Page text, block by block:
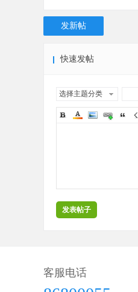
发新帖
快速发帖
选择主题分类
发表帖子
客服电话